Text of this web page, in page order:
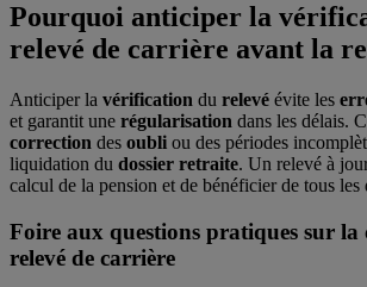
Pourquoi anticiper la
relevé de carrière avant la
Anticiper la vérification du relevé évite les
et garantit une régularisation dans les délais.
correction des oubli ou des périodes
liquidation du dossier retraite. Un relevé à
calcul de la pension et de bénéficier de tous les
Foire aux questions pratiques sur la
relevé de carrière